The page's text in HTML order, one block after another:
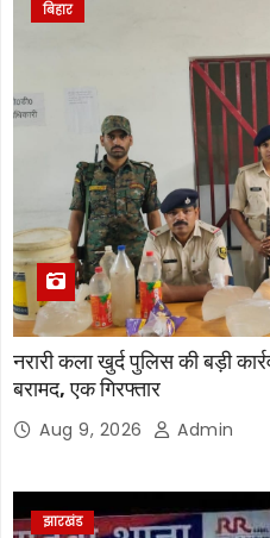
बिहार
नरारी कला खुर्द पुलिस की बड़ी
बरामद, एक गिरफ्तार
Aug 9, 2026 Admin
झारखंड